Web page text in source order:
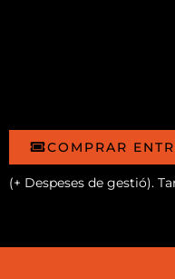
COMPRAR
(+ Despeses de gestió).